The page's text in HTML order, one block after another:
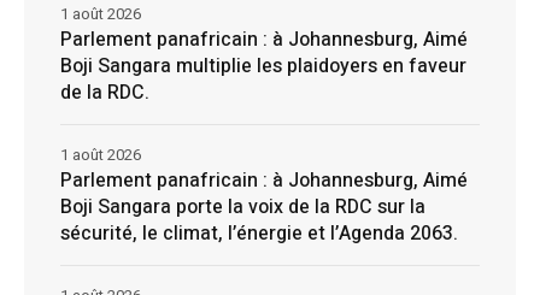
Parlement panafricain : à Johannesburg, Aimé
Boji Sangara multiplie les plaidoyers en faveur
de la RDC.
1 août 2026
Parlement panafricain : à Johannesburg, Aimé
Boji Sangara porte la voix de la RDC sur la
sécurité, le climat, l’énergie et l’Agenda 2063.
1 août 2026